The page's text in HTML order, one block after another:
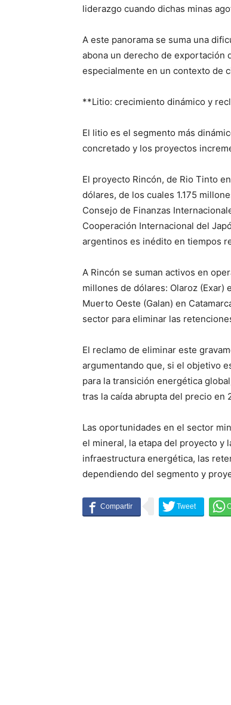
liderazgo cuando dichas minas
A este panorama se suma una
abona un derecho de exportación
especialmente en un contexto de
**Litio: crecimiento dinámico y
El litio es el segmento más
concretado y los proyectos
El proyecto Rincón, de Rio Tinto
dólares, de los cuales 1.175
Consejo de Finanzas
Cooperación Internacional del
argentinos es inédito en tiempos
A Rincón se suman activos en
millones de dólares: Olaroz (Exar)
Muerto Oeste (Galan) en
sector para eliminar las
El reclamo de eliminar este
argumentando que, si el objetivo
para la transición energética
tras la caída abrupta del precio en
Las oportunidades en el sector
el mineral, la etapa del proyecto y
infraestructura energética, las
dependiendo del segmento y